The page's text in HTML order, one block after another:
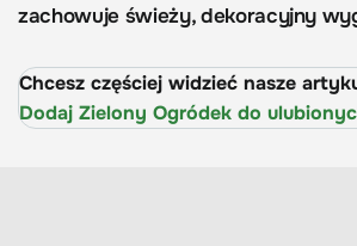
zachowuje świeży, dekoracyjny
Chcesz częściej widzieć nasze
Dodaj Zielony Ogródek do